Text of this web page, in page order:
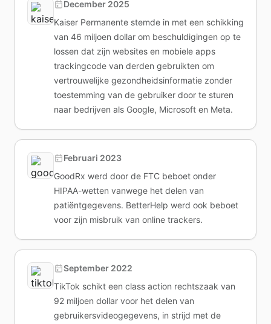
December 2025
Kaiser Permanente stemde in met een schikking
van 46 miljoen dollar om beschuldigingen op te
lossen dat zijn websites en mobiele apps
trackingcode van derden gebruikten om
vertrouwelijke gezondheidsinformatie zonder
toestemming van de gebruiker door te sturen
naar bedrijven als Google, Microsoft en Meta.
Februari 2023
GoodRx werd door de FTC beboet onder
HIPAA-wetten vanwege het delen van
patiëntgegevens. BetterHelp werd ook beboet
voor zijn misbruik van online trackers.
September 2022
TikTok schikt een class action rechtszaak van
92 miljoen dollar voor het delen van
gebruikersvideogegevens, in strijd met de